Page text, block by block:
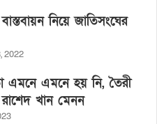
বাস্তবায়ন নিয়ে জাতিসংঘের
2022
এমনে এমনে হয় নি, তৈরী
খান মেনন